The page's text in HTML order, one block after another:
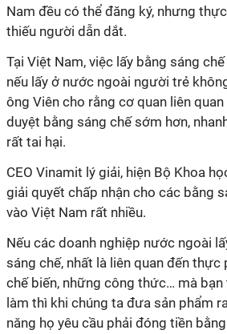
Nam đều có thể đăng ký, nhưng
thiếu người dẫn dắt.
Tại Việt Nam, việc lấy bằng sáng
nếu lấy ở nước ngoài người trẻ
ông Viên cho rằng cơ quan liên
duyệt bằng sáng chế sớm hơn,
rất tai hại.
CEO Vinamit lý giải, hiện Bộ Khoa
giải quyết chấp nhận cho các bằng
vào Việt Nam rất nhiều.
Nếu các doanh nghiệp nước ngoài
sáng chế, nhất là liên quan đến thực
chế biến, những công thức… mà
làm thì khi chúng ta đưa sản phẩm
năng họ yêu cầu phải đóng tiền